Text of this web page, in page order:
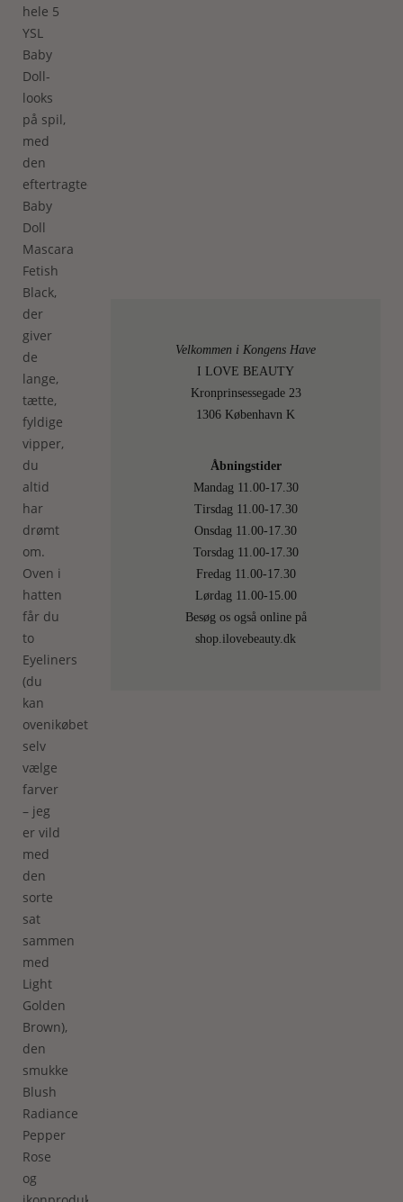
hele 5
YSL
Baby
Doll-
looks
på spil,
med
den
eftertragtede
Baby
Doll
Mascara
Fetish
Black,
der
giver
de
lange,
tætte,
fyldige
vipper,
du
altid
har
drømt
om.
Oven i
hatten
får du
to
Eyeliners
(du
kan
ovenikøbet
selv
vælge
farver
– jeg
er vild
med
den
sorte
sat
sammen
med
Light
Golden
Brown),
den
smukke
Blush
Radiance
Pepper
Rose
og
Velkommen i Kongens Have
I LOVE BEAUTY
Kronprinsessegade 23
1306 København K
Åbningstider
Mandag 11.00-17.30
Tirsdag 11.00-17.30
Onsdag 11.00-17.30
Torsdag 11.00-17.30
Fredag 11.00-17.30
Lørdag 11.00-15.00
Besøg os også online på
shop.ilovebeauty.dk